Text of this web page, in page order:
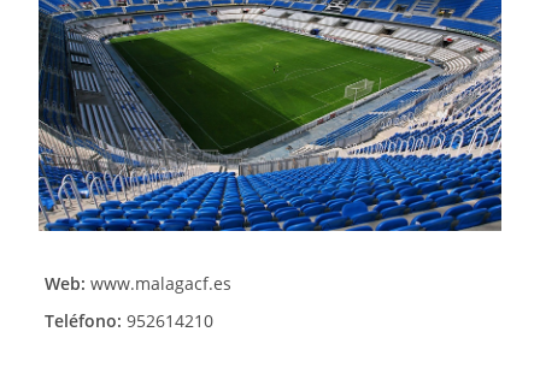
Web: www.malagacf.es
Teléfono: 952614210